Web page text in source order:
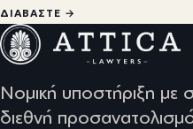
ΔΙΑΒΆΣΤΕ →
Νομική υποστήριξη με
διεθνή